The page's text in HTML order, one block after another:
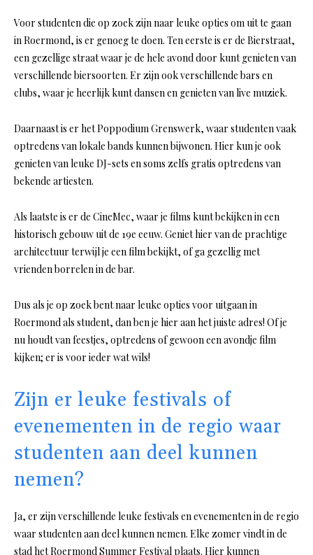
Voor studenten die op zoek zijn naar leuke opties om uit te gaan
in Roermond, is er genoeg te doen. Ten eerste is er de Bierstraat,
een gezellige straat waar je de hele avond door kunt genieten van
verschillende biersoorten. Er zijn ook verschillende bars en
clubs, waar je heerlijk kunt dansen en genieten van live muziek.
Daarnaast is er het Poppodium Grenswerk, waar studenten vaak
optredens van lokale bands kunnen bijwonen. Hier kun je ook
genieten van leuke DJ-sets en soms zelfs gratis optredens van
bekende artiesten.
Als laatste is er de CineMec, waar je films kunt bekijken in een
historisch gebouw uit de 19e eeuw. Geniet hier van de prachtige
architectuur terwijl je een film bekijkt, of ga gezellig met
vrienden borrelen in de bar.
Dus als je op zoek bent naar leuke opties voor uitgaan in
Roermond als student, dan ben je hier aan het juiste adres! Of je
nu houdt van feestjes, optredens of gewoon een avondje film
kijken; er is voor ieder wat wils!
Zijn er leuke festivals of
evenementen in de regio waar
studenten aan deel kunnen
nemen?
Ja, er zijn verschillende leuke festivals en evenementen in de regio
waar studenten aan deel kunnen nemen. Elke zomer vindt in de
stad het Roermond Summer Festival plaats. Hier kunnen